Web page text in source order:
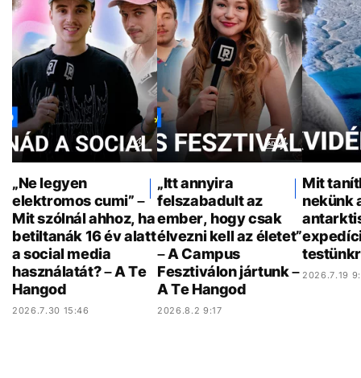
„Ne legyen
elektromos cumi” –
Mit szólnál ahhoz, ha
betiltanák 16 év alatt
a social media
használatát? – A Te
Hangod
2026.7.30 15:46
„Itt annyira
felszabadult az
ember, hogy csak
élvezni kell az életet”
– A Campus
Fesztiválon jártunk –
A Te Hangod
2026.8.2 9:17
Mit
nekünk
2026.7.19